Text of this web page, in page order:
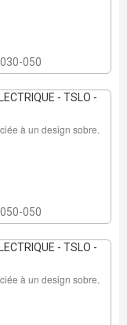
050
- TSLO -
à un design sobre.
050
- TSLO -
à un design sobre.